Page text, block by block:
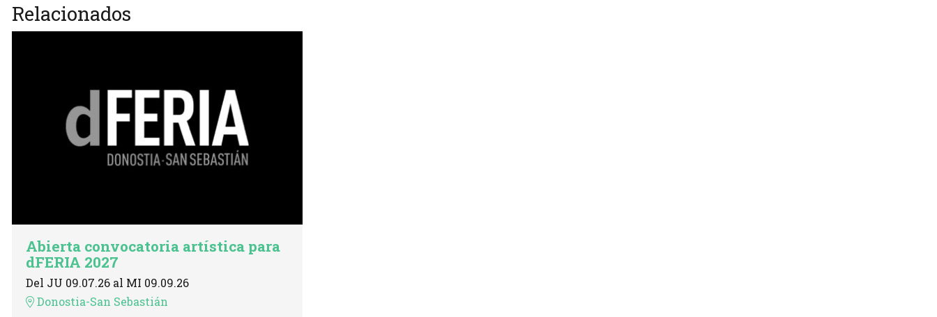
Relacionados
Abierta convocatoria artística para
dFERIA 2027
Del JU 09.07.26 al MI 09.09.26
Donostia-San Sebastián